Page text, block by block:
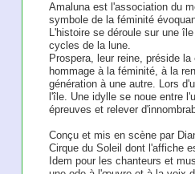
Amaluna est l'association du
symbole de la féminité
L'histoire se déroule sur une
cycles de la lune.
Prospera, leur reine, préside
hommage à la féminité, à la
génération à une autre. Lors
l'île. Une idylle se noue entre
épreuves et relever
Conçu et mis en scène par
Cirque du Soleil dont l'affiche
Idem pour les chanteurs et